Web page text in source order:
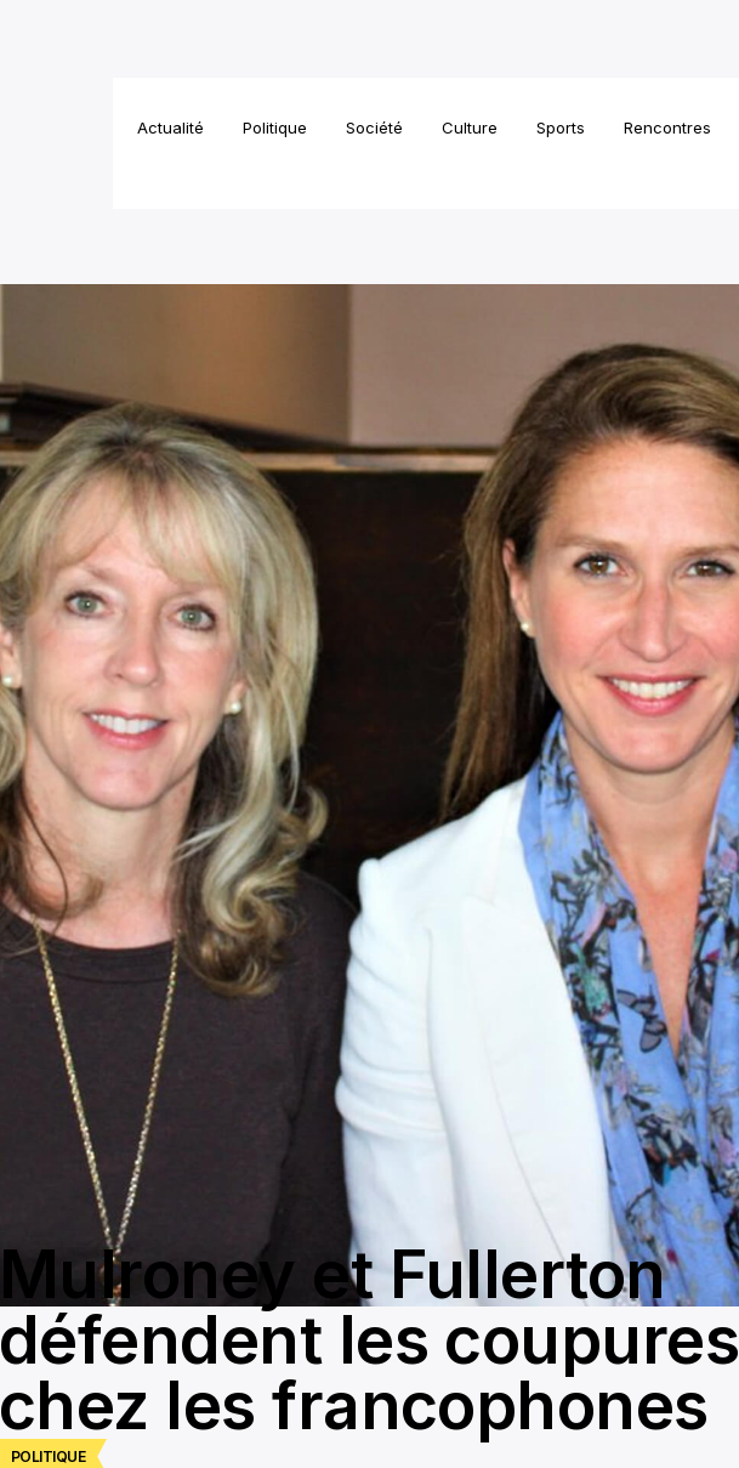
Actualité Politique Société Culture Sports Rencontres
POLITIQUE
Mulroney et Fullerton
défendent les coupures
chez les francophones